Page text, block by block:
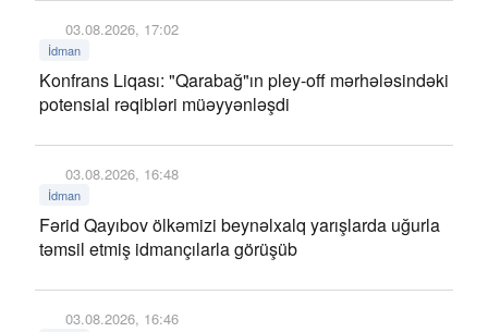
03.08.2026, 17:02
İdman
Konfrans Liqası: "Qarabağ"ın pley-off mərhələsindəki
potensial rəqibləri müəyyənləşdi
03.08.2026, 16:48
İdman
Fərid Qayıbov ölkəmizi beynəlxalq yarışlarda uğurla
təmsil etmiş idmançılarla görüşüb
03.08.2026, 16:46